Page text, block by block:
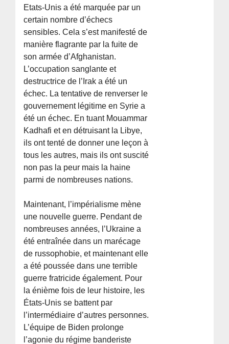
Etats-Unis a été marquée par un
certain nombre d’échecs
sensibles. Cela s’est manifesté de
manière flagrante par la fuite de
son armée d’Afghanistan.
L’occupation sanglante et
destructrice de l’Irak a été un
échec. La tentative de renverser le
gouvernement légitime en Syrie a
été un échec. En tuant Mouammar
Kadhafi et en détruisant la Libye,
ils ont tenté de donner une leçon à
tous les autres, mais ils ont suscité
non pas la peur mais la haine
parmi de nombreuses nations.
Maintenant, l’impérialisme mène
une nouvelle guerre. Pendant de
nombreuses années, l’Ukraine a
été entraînée dans un marécage
de russophobie, et maintenant elle
a été poussée dans une terrible
guerre fratricide également. Pour
la énième fois de leur histoire, les
États-Unis se battent par
l’intermédiaire d’autres personnes.
L’équipe de Biden prolonge
l’agonie du régime banderiste